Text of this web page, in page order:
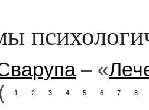
– «
1 2 3 4 5 6 7 8